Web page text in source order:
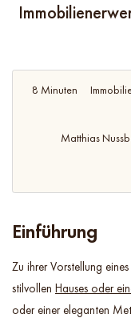
8 Minuten
Matthias
Einführung
Zu ihrer Vorstellung
stilvollen Hauses oder
oder einer eleganten